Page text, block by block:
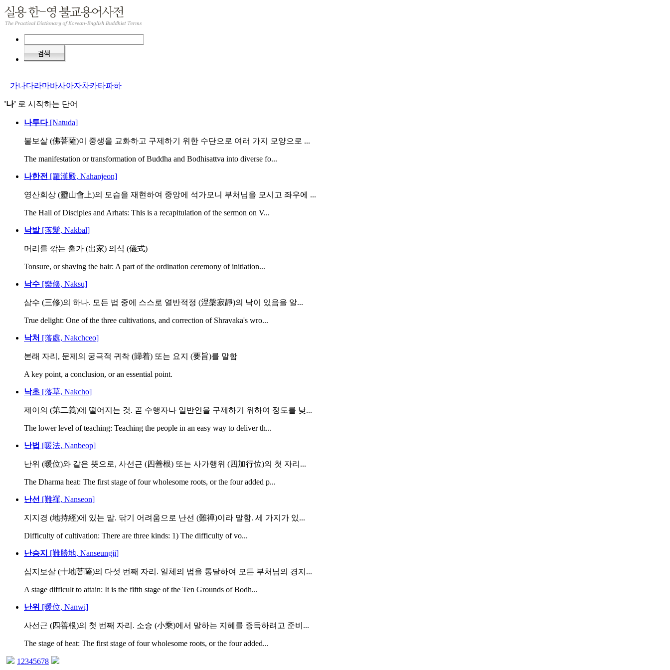
가나다라마바사아자차카타파하
'나' 로 시작하는 단어
나투다[Natuda]
불보살 (佛菩薩)이 중생을 교화하고 구제하기 위한 수단으로 여러 가지 모양으로 ...
The manifestation or transformation of Buddha and Bodhisattva into diverse fo...
나한전 [羅漢殿, Nahanjeon]
영산회상 (靈山會上)의 모습을 재현하여 중앙에 석가모니 부처님을 모시고 좌우에 ...
The Hall of Disciples and Arhats: This is a recapitulation of the sermon on V...
낙발[落髮, Nakbal]
머리를 깎는 출가 (出家) 의식 (儀式)
Tonsure, or shaving the hair: A part of the ordination ceremony of initiation...
낙수 [樂修, Naksu]
삼수 (三修)의 하나. 모든 법 중에 스스로 열반적정 (涅槃寂靜)의 낙이 있음을 알...
True delight: One of the three cultivations, and correction of Shravaka's wro...
낙처 [落處, Nakchceo]
본래 자리, 문제의 궁극적 귀착 (歸着) 또는 요지 (要旨)를 말함
A key point, a conclusion, or an essential point.
낙초 [落草, Nakcho]
제이의 (第二義)에 떨어지는 것. 곧 수행자나 일반인을 구제하기 위하여 정도를 낮...
The lower level of teaching: Teaching the people in an easy way to deliver th...
난법 [暖法, Nanbeop]
난위 (暖位)와 같은 뜻으로, 사선근 (四善根) 또는 사가행위 (四加行位)의 첫 자리...
The Dharma heat: The first stage of four wholesome roots, or the four added p...
난선 [難禪, Nanseon]
지지경 (地持經)에 있는 말. 닦기 어려움으로 난선 (難禪)이라 말함. 세 가지가 있...
Difficulty of cultivation: There are three kinds: 1) The difficulty of vo...
난승지 [難勝地, Nanseungji]
십지보살 (十地菩薩)의 다섯 번째 자리. 일체의 법을 통달하여 모든 부처님의 경지...
A stage difficult to attain: It is the fifth stage of the Ten Grounds of Bodh...
난위 [暖位, Nanwi]
사선근 (四善根)의 첫 번째 자리. 소승 (小乘)에서 말하는 지혜를 증득하려고 준비...
The stage of heat: The first stage of four wholesome roots, or the four added...
1 2345678